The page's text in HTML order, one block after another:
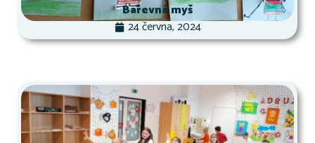
Barevná myš
24 června, 2024